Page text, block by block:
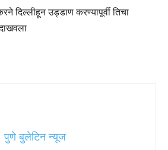
दिल्लीहून उड्डाण करण्यापूर्वी तिचा
पुणे बुलेटिन न्यूज